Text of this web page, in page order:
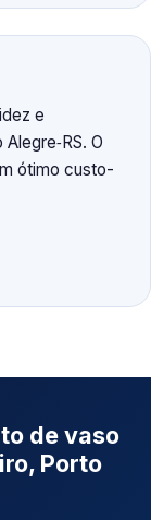
e
O
ótimo custo-
de vaso
Porto